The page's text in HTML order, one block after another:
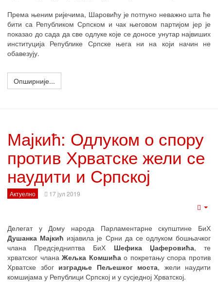
Према њеним ријечима, Шаровићу је потпуно неважно шта ће
бити са Републиком Српском и чак његовом партијом јер је
показао до сада да све одлуке које се доносе унутар највиших
институција Републике Српске њега ни на који начин не
обавезују.
Опширније...
Мајкић: Одлуком о спору
против Хрватске жели се
наудити и Српској
Актуелно 17 јул 2019
Делегат у Дому народа Парламентарне скупштине БиХ
Душанка Мајкић изјавила је Срни да се одлуком бошњачког
члана Предсједниптва БиХ Шефика Џаферовића, те
хрватског чланаЖељка Комшићао покретању спора против
Хрватске због изградње Пељешког моста, жели наудити
комшијама у Републици Српској и у сусједној Хрватској.